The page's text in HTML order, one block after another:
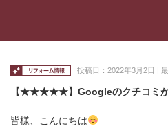
投稿日：2022年3月2日 |
【★★★★★】Googleのクチコミが
皆様、こんにちは